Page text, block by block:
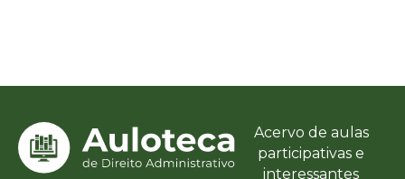
Acervo de aulas
participativas e
interessantes